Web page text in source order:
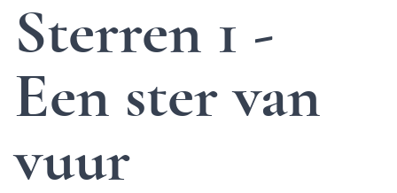
Sterren 1 -
Een ster van
vuur